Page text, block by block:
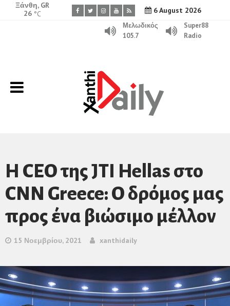
6 August 2026
Ξάνθη, GR
26 °C
Μελωδικός
105.7
Super88
Radio
Η CEO της JTI Hellas στο
CNN Greece: O δρόμος μας
προς ένα βιώσιμο μέλλον
15 Νοεμβρίου, 2021 xanthidaily